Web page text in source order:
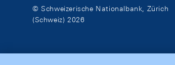
© Schweizerische Nationalbank, Zürich
(Schweiz) 2026